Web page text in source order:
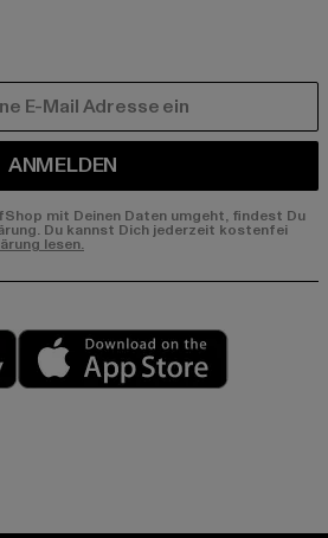
ANMELDEN
mit Deinen Daten umgeht, findest Du
Du kannst Dich jederzeit kostenfei
lesen.
Play market
page:page:
YouTube channel: